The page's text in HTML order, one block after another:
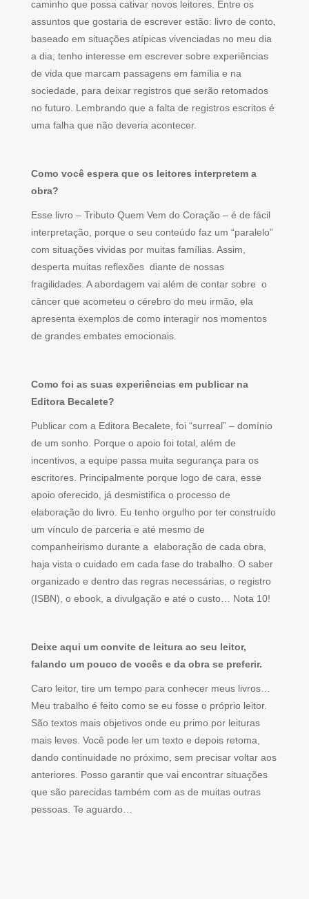
caminho que possa cativar novos leitores. Entre os
assuntos que gostaria de escrever estão: livro de conto,
baseado em situações atípicas vivenciadas no meu dia
a dia; tenho interesse em escrever sobre experiências
de vida que marcam passagens em família e na
sociedade, para deixar registros que serão retomados
no futuro. Lembrando que a falta de registros escritos é
uma falha que não deveria acontecer.
Como você espera que os leitores interpretem a
obra?
Esse livro – Tributo Quem Vem do Coração – é de fácil
interpretação, porque o seu conteúdo faz um “paralelo”
com situações vividas por muitas famílias. Assim,
desperta muitas reflexões diante de nossas
fragilidades. A abordagem vai além de contar sobre o
câncer que acometeu o cérebro do meu irmão, ela
apresenta exemplos de como interagir nos momentos
de grandes embates emocionais.
Como foi as suas experiências em publicar na
Editora Becalete?
Publicar com a Editora Becalete, foi “surreal” – domínio
de um sonho. Porque o apoio foi total, além de
incentivos, a equipe passa muita segurança para os
escritores. Principalmente porque logo de cara, esse
apoio oferecido, já desmistifica o processo de
elaboração do livro. Eu tenho orgulho por ter construído
um vínculo de parceria e até mesmo de
companheirismo durante a elaboração de cada obra,
haja vista o cuidado em cada fase do trabalho. O saber
organizado e dentro das regras necessárias, o registro
(ISBN), o ebook, a divulgação e até o custo… Nota 10!
Deixe aqui um convite de leitura ao seu leitor,
falando um pouco de vocês e da obra se preferir.
Caro leitor, tire um tempo para conhecer meus livros…
Meu trabalho é feito como se eu fosse o próprio leitor.
São textos mais objetivos onde eu primo por leituras
mais leves. Você pode ler um texto e depois retoma,
dando continuidade no próximo, sem precisar voltar aos
anteriores. Posso garantir que vai encontrar situações
que são parecidas também com as de muitas outras
pessoas. Te aguardo…